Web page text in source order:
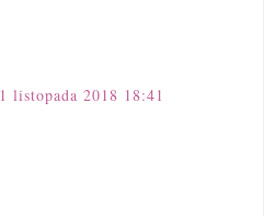
1 listopada 2018 18:41